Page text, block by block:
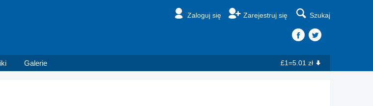
Zaloguj się Zarejestruj się Szukaj
Galerie £1=5.01 zł